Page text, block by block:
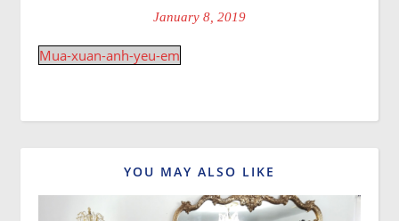
January 8, 2019
Mua-xuan-anh-yeu-em
YOU MAY ALSO LIKE